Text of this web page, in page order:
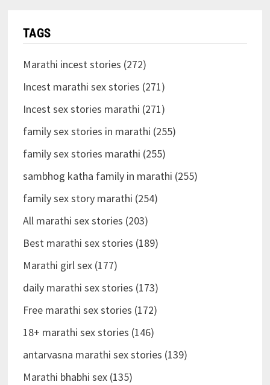
TAGS
Marathi incest stories (272)
Incest marathi sex stories (271)
Incest sex stories marathi (271)
family sex stories in marathi (255)
family sex stories marathi (255)
sambhog katha family in marathi (255)
family sex story marathi (254)
All marathi sex stories (203)
Best marathi sex stories (189)
Marathi girl sex (177)
daily marathi sex stories (173)
Free marathi sex stories (172)
18+ marathi sex stories (146)
antarvasna marathi sex stories (139)
Marathi bhabhi sex (135)